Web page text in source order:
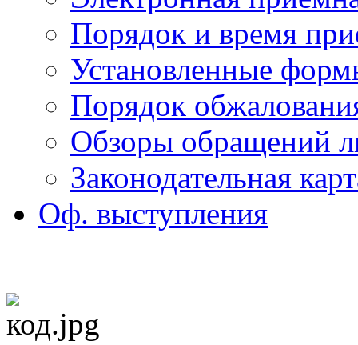
Порядок и время
Установленные
Порядок
Обзоры обращений
Законодательная
Оф. выступления